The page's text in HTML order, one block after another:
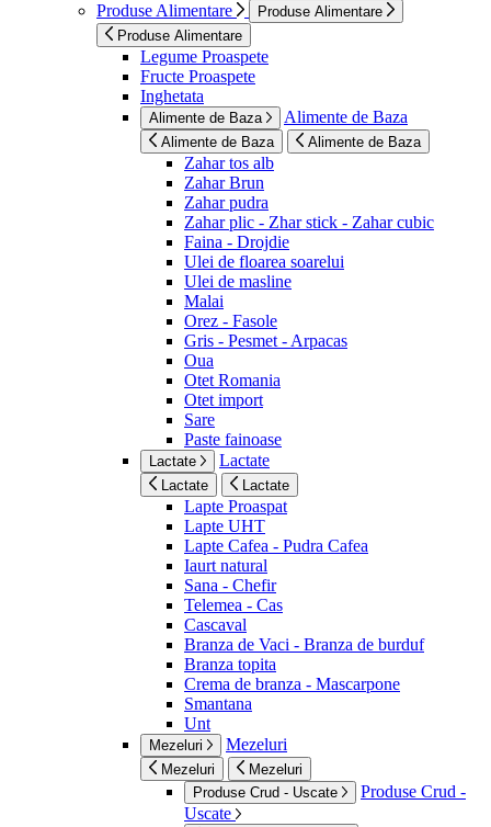
Produse Alimentare
Produse Alimentare
Produse Alimentare
Legume Proaspete
Fructe Proaspete
Inghetata
Alimente de Baza Alimente de Baza
Alimente de Baza Alimente de Baza
Zahar tos alb
Zahar Brun
Zahar pudra
Zahar plic - Zhar stick - Zahar cubic
Faina - Drojdie
Ulei de floarea soarelui
Ulei de masline
Malai
Orez - Fasole
Gris - Pesmet - Arpacas
Oua
Otet Romania
Otet import
Sare
Paste fainoase
Lactate Lactate
Lactate Lactate
Lapte Proaspat
Lapte UHT
Lapte Cafea - Pudra Cafea
Iaurt natural
Sana - Chefir
Telemea - Cas
Cascaval
Branza de Vaci - Branza de burduf
Branza topita
Crema de branza - Mascarpone
Smantana
Unt
Mezeluri Mezeluri
Mezeluri
Mezeluri
Produse Crud - Uscate
Produse Crud -
Uscate